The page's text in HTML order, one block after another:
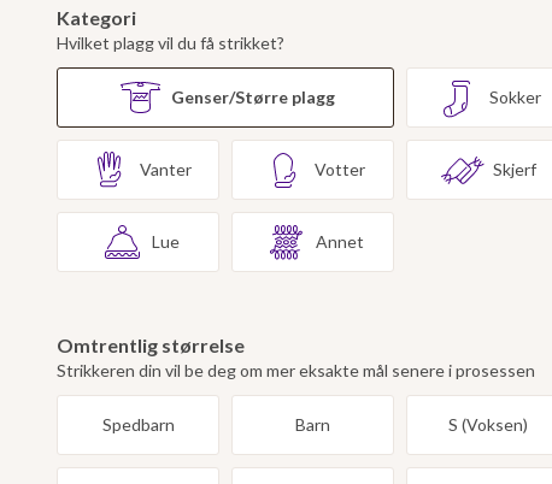
Kategori
Hvilket plagg vil du få strikket?
Genser/Større plagg Sokker
Vanter Votter Skjerf
Lue Annet
Omtrentlig størrelse
Strikkeren din vil be deg om mer eksakte mål senere i prosessen
Spedbarn Barn S (Voksen)